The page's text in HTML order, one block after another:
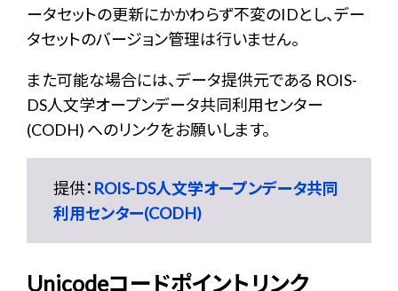
ータセットの更新にかかわらず不変のIDとし、デー
タセットのバージョン管理は行いません。
また可能な場合には、データ提供元である ROIS-
DS人文学オープンデータ共同利用センター
(CODH) へのリンクをお願いします。
提供： ROIS-DS人文学オープンデータ共同
利用センター(CODH)
Unicodeコードポイントリンク